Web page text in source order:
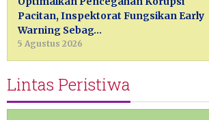
Pacitan, Inspektorat Fungsikan Early
Warning Sebag…
5 Agustus 2026
Lintas Peristiwa